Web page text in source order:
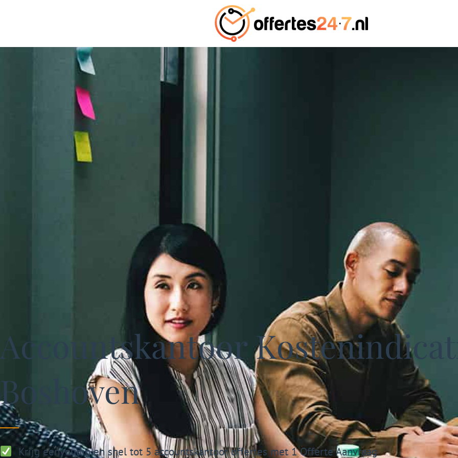
Accountskantoor
Boshoven
Krijg eenvoudig en snel tot 5 accountskantoor offertes met 1 Offerte Aanvraag